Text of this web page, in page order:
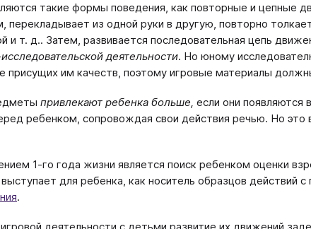
такие формы поведения, как повторные и цепные
перекладывает из одной руки в другую, повторно
т. д.. Затем, развивается последовательная цепь
деятельности. Но юному
присущих им качеств, поэтому игровые материалы
привлекают ребенка больше, если они появляются
ребенком, сопровождая свои действия речью. Но это
1-го года жизни является поиск ребенком оценки
для ребенка, как носитель образцов действий
.
игровой деятельности с детьми развитие их движений